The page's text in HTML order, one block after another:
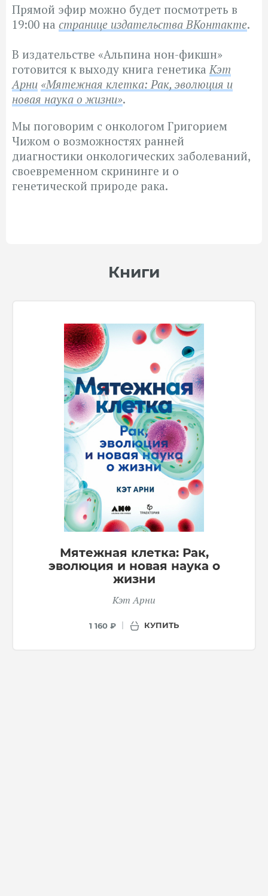
Прямой эфир можно будет посмотреть в
19:00 на странице издательства ВКонтакте.
В издательстве «Альпина нон-фикшн»
готовится к выходу книга генетикаКэт
Арни «Мятежная клетка: Рак, эволюция и
новая наука о жизни».
Мы поговорим с онкологом Григорием
Чижом о возможностях ранней
диагностики онкологических заболеваний,
своевременном скрининге и о
генетической природе рака.
Книги
Мятежная клетка: Рак,
эволюция и новая наука о
жизни
Кэт Арни
1 160 ₽ КУПИТЬ